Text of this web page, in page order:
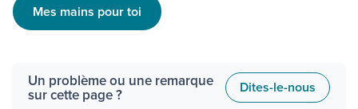
Mes mains pour toi
Un problème ou une remarque
sur cette page ? Dites-le-nous